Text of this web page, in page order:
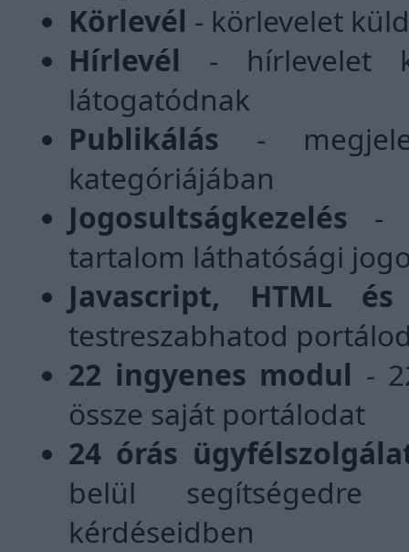
Körlevél - körlevelet
Hírlevél - hírlevelet
látogatódnak
Publikálás -
kategóriájában
Jogosultságkezelés -
tartalom láthatósági
Javascript, HTML
testreszabhatod
22 ingyenes modul -
össze saját portálodat
24 órás
belül segítségedre
kérdéseidben